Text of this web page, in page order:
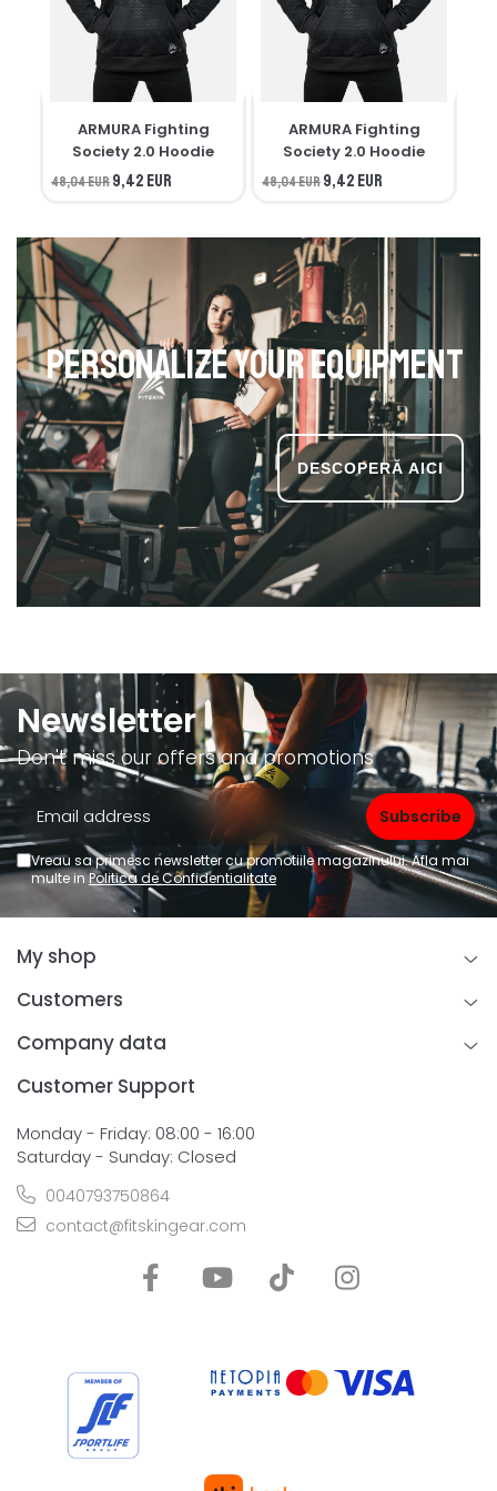
ARMURA Fighting
Society 2.0 Hoodie
48,04 EUR9,42 EUR
ARMURA Fighting
Society 2.0 Hoodie
48,04 EUR9,42 EUR
Personalize your equipment
Newsletter
Don't miss our offers and promotions
Vreau sa primesc newsletter cu promotiile magazinului. Afla mai
multe inPolitica de Confidentialitate
My shop
Customers
Company data
Customer Support
Monday - Friday: 08:00 - 16:00
Saturday - Sunday: Closed
0040793750864
contact@fitskingear.com